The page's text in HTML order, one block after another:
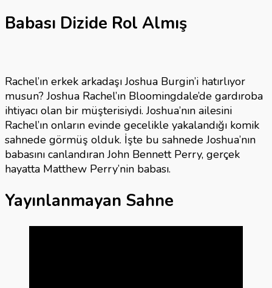
Babası Dizide Rol Almış
Rachel’ın erkek arkadaşı Joshua Burgin’i hatırlıyor
musun? Joshua Rachel’ın Bloomingdale’de gardıroba
ihtiyacı olan bir müşterisiydi. Joshua’nın ailesini
Rachel’ın onların evinde gecelikle yakalandığı komik
sahnede görmüş olduk. İşte bu sahnede Joshua’nın
babasını canlandıran John Bennett Perry, gerçek
hayatta Matthew Perry’nin babası.
Yayınlanmayan Sahne